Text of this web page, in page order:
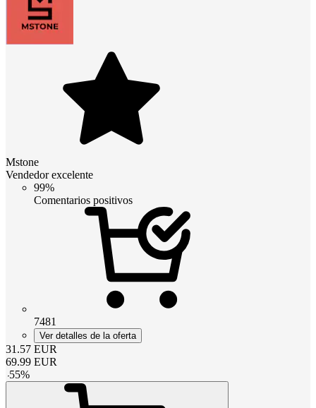
Mstone
Vendedor excelente
99%
Comentarios positivos
7481
Ver detalles de la oferta
31.57 EUR
69.99 EUR
-55%